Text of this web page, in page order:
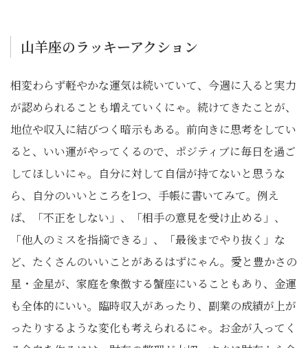
山羊座のラッキーアクション
相変わらず軽やかな運気は続いていて、今週に入ると実力
が認められることも増えていくにゃ。続けてきたことが、
地位や収入に結びつく暗示もある。前向きに思考をしてい
ると、いい運がやってくるので、ポジティブに毎日を過ご
してほしいにゃ。自分に対して自信が持てないと思うな
ら、自分のいいところを1つ、手帳に書いてみて。例え
ば、「不正をしない」、「相手の意見を受け止める」、
「他人のミスを指摘できる」、「最後までやり抜く」な
ど、たくさんのいいことがあるはずにゃん。愛と豊かさの
星・金星が、家庭を象徴する蟹座にいることもあり、金運
も全体的にいい。臨時収入があったり、副業の成績が上が
ったりするような変化も考えられるにゃ。お金が入ってく